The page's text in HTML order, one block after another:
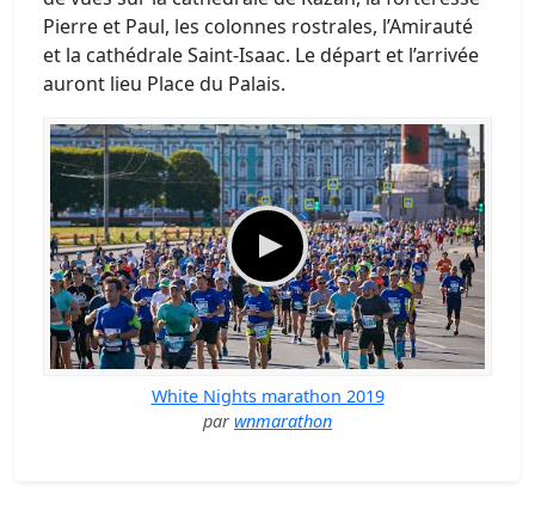
Pierre et Paul, les colonnes rostrales, l’Amirauté
et la cathédrale Saint-Isaac. Le départ et l’arrivée
auront lieu Place du Palais.
White Nights marathon 2019
par wnmarathon